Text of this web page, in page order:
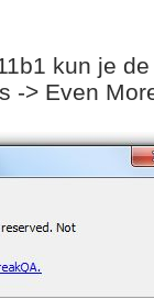
kun je
-> Even